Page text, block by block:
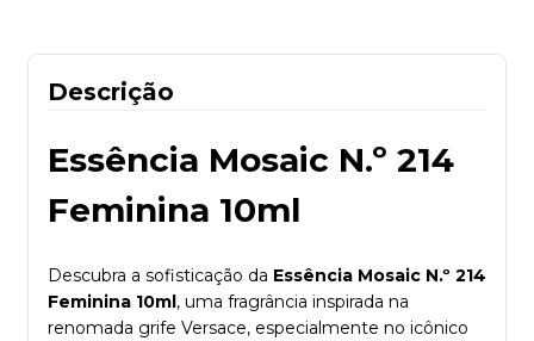
Descrição
Essência Mosaic N.º 214
Feminina 10ml
Descubra a sofisticação da Essência Mosaic N.º 214
Feminina 10ml, uma fragrância inspirada na
renomada grife Versace, especialmente no icônico